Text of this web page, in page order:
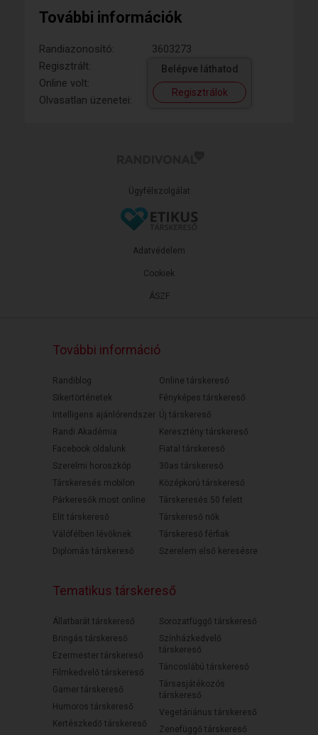
További információk
Randiazonosító:
3603273
Regisztrált:
Online volt:
Olvasatlan üzenetei:
Belépve láthatod
Regisztrálok
Ügyfélszolgálat
ÁSZF
Adatvédelem
Cookiek
További információ
Randiblog
Sikertörténetek
Intelligens ajánlórendszer
Randi Akadémia
Facebook oldalunk
Szerelmi horoszkóp
Társkeresés mobilon
Párkeresők most online
Elit társkereső
Válófélben lévőknek
Diplomás társkereső
Online társkereső
Fényképes társkereső
Új társkereső
Keresztény társkereső
Fiatal társkereső
30as társkereső
Középkorú társkereső
Társkeresés 50 felett
Társkereső nők
Társkereső férfiak
Szerelem első keresésre
Tematikus társkereső
Állatbarát társkereső
Bringás társkereső
Ezermester társkereső
Filmkedvelő társkereső
Gamer társkereső
Humoros társkereső
Kertészkedő társkereső
Sorozatfüggő társkereső
Színházkedvelő
társkereső
Táncoslábú társkereső
Társasjátékozós
társkereső
Vegetáriánus társkereső
Zenefüggő társkereső